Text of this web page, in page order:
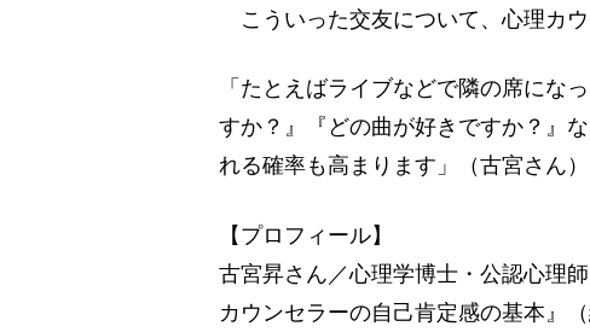
こういった交友について、心理カ
「たとえばライブなどで隣の席にな
すか？』『どの曲が好きですか？』
れる確率も高まります」（古宮さん）
【プロフィール】
古宮昇さん／心理学博士・公認心理
カウンセラーの自己肯定感の基本』